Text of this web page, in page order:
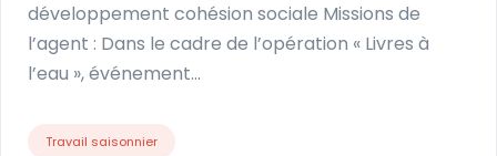
développement cohésion sociale Missions de
l’agent : Dans le cadre de l’opération « Livres à
l’eau », événement…
Travail saisonnier